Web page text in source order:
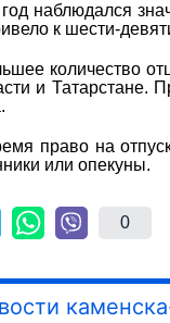
наблюдался
к шести-
количество
и Татарстане.
право на
или опекуны.
0